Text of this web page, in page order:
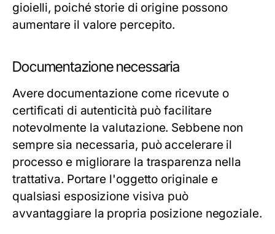
gioielli, poiché storie di origine possono
aumentare il valore percepito.
Documentazione necessaria
Avere documentazione come ricevute o
certificati di autenticità può facilitare
notevolmente la valutazione. Sebbene non
sempre sia necessaria, può accelerare il
processo e migliorare la trasparenza nella
trattativa. Portare l'oggetto originale e
qualsiasi esposizione visiva può
avvantaggiare la propria posizione negoziale.